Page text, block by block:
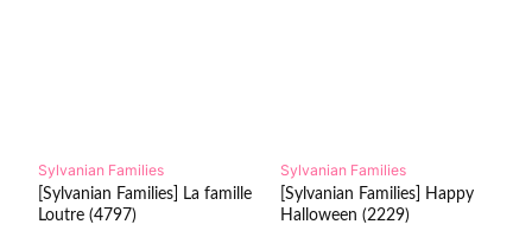
Sylvanian Families
[Sylvanian Families] La famille
Loutre (4797)
Sylvanian Families
[Sylvanian Families] Happy
Halloween (2229)